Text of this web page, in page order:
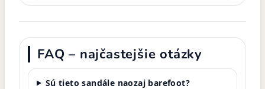
FAQ – najčastejšie otázky
Sú tieto sandále naozaj barefoot?